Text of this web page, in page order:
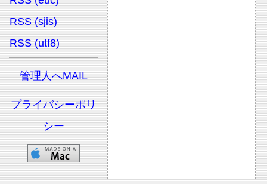
RSS (sjis)
RSS (utf8)
管理人へMAIL
プライバシーポリ
シー